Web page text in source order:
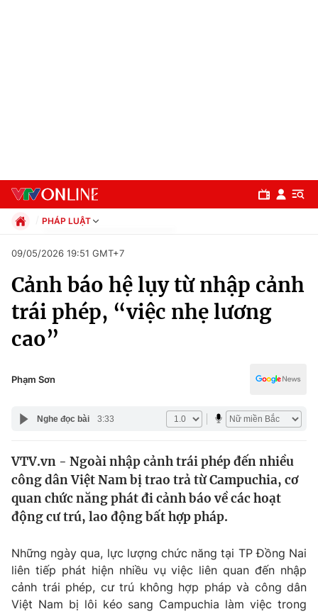
Chuyên mục
Chính trị
Thế giới
Tin tức
Câu chuyện quốc tế
Kinh tế
Tài chính
Thị trường
Dữ liệu và đời sống
Truyền hình
PHÁP LUẬT
Xã hội
Pháp luật
Thể thao
Truyền hình
Giáo dục
09/05/2026 19:51 GMT+7
Cảnh báo hệ lụy từ nhập cảnh
trái phép, “việc nhẹ lương
cao”
Phạm Sơn
Nghe đọc bài 3:33
VTV.vn - Ngoài nhập cảnh trái phép đến nhiều
công dân Việt Nam bị trao trả từ Campuchia, cơ
quan chức năng phát đi cảnh báo về các hoạt
động cư trú, lao động bất hợp pháp.
Những ngày qua, lực lượng chức năng tại TP Đồng Nai
liên tiếp phát hiện nhiều vụ việc liên quan đến nhập
cảnh trái phép, cư trú không hợp pháp và công dân
Việt Nam bị lôi kéo sang Campuchia làm việc trong